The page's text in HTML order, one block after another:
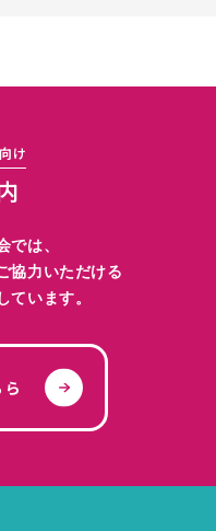
け
では、
協力いただける
ています。